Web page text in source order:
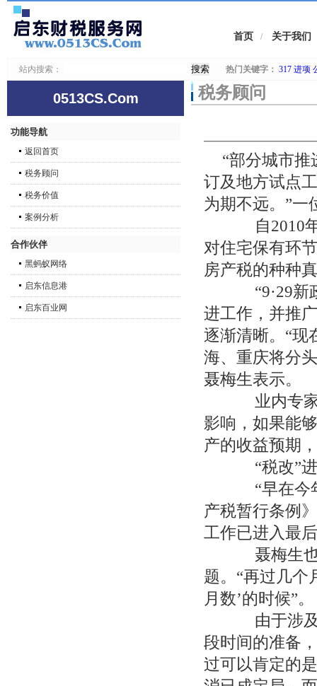
首页 / 关于我们
站内搜索： 热门关键字： 317 进项
0513CS.Com
功能导航
返回首页
税务顾问
税务价值
案例分析
合作伙伴
黑蚂蚁网络
启东信息港
启东百业网
税务顾问
“部分城市
订及地方试点
为期不远。”一
自2010年4
对住宅保有环
房产税的种种
“9·29新政
进工作，并推
逐渐清晰。“现
海、重庆将分
聂梅生表示。
业内专家
影响，如果能
产的收益预期
“税改”进
“早在今年
产税暂行条例
工作已进入最
聂梅生也
题。“再过几个
月数’的时候”。
由于涉及
段时间的准备
过可以肯定的